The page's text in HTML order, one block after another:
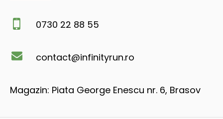
0730 22 88 55
contact@infinityrun.ro
Magazin: Piata George Enescu nr. 6, Brasov